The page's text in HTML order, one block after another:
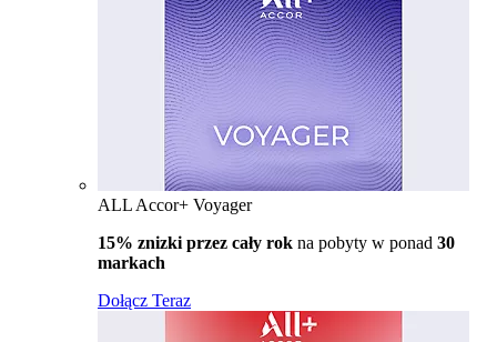
ALL Accor+ Voyager
15% znizki przez cały rok na pobyty w ponad 30
markach
Dołącz Teraz